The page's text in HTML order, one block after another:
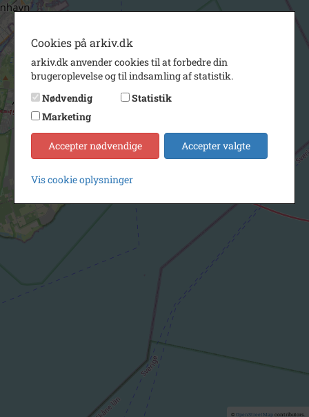
© OpenStreetMapcontributors.
Cookies på arkiv.dk
arkiv.dk anvender cookies til at forbedre din
brugeroplevelse og til indsamling af statistik.
Nødvendig
Statistik
Marketing
Accepter nødvendige Accepter valgte
Vis cookie oplysninger